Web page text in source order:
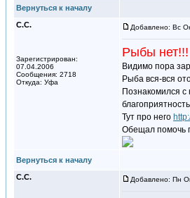
Вернуться к началу
С.С.
Зарегистрирован:
07.04.2006
Сообщения: 2718
Откуда: Уфа
Добавлено: Вс
Рыбы нет!!!
Видимо пора
Рыба вся-вся
Познакомился
Тут про него
Обещал помочь
Вернуться к началу
С.С.
Добавлено: Пн